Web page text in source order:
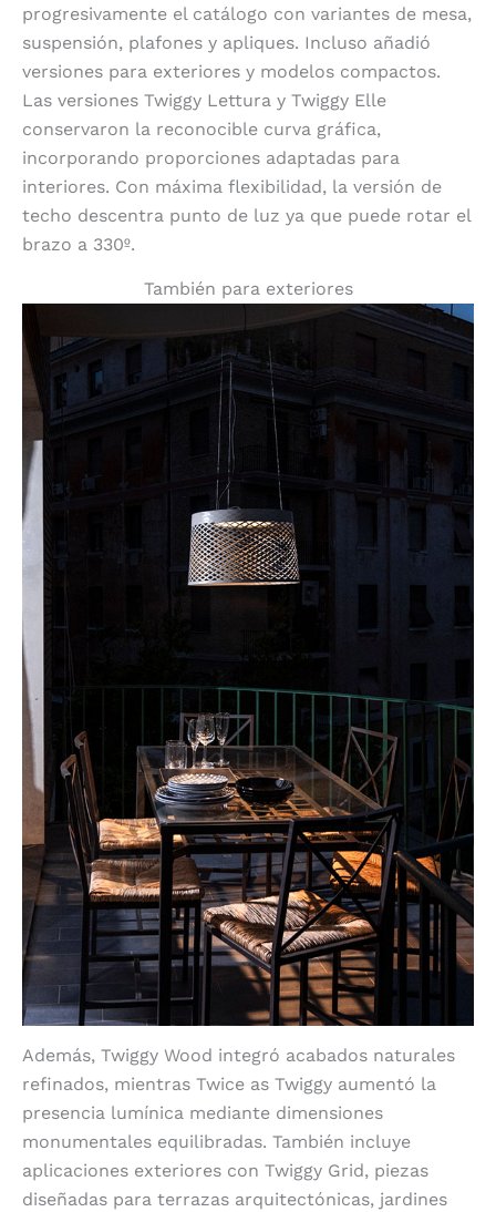
progresivamente el catálogo con variantes de mesa,
suspensión, plafones y apliques. Incluso añadió
versiones para exteriores y modelos compactos.
Las versiones Twiggy Lettura y Twiggy Elle
conservaron la reconocible curva gráfica,
incorporando proporciones adaptadas para
interiores. Con máxima flexibilidad, la versión de
techo descentra punto de luz ya que puede rotar el
brazo a 330º.
También para exteriores
Además, Twiggy Wood integró acabados naturales
refinados, mientras Twice as Twiggy aumentó la
presencia lumínica mediante dimensiones
monumentales equilibradas. También incluye
aplicaciones exteriores con Twiggy Grid, piezas
diseñadas para terrazas arquitectónicas, jardines